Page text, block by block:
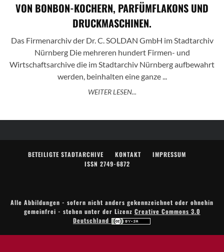
VON BONBON-KOCHERN, PARFÜMFLAKONS UND
DRUCKMASCHINEN.
Das Firmenarchiv der Dr. C. SOLDAN GmbH im Stadtarchiv
Nürnberg Die mehreren hundert Firmen- und
Wirtschaftsarchive die im Stadtarchiv Nürnberg aufbewahrt
werden, beinhalten eine ganze ...
WEITER LESEN...
BETEILIGTE STADTARCHIVE KONTAKT
IMPRESSUM
ISSN 2749-6872
Alle Abbildungen - sofern nicht anders gekennzeichnet oder ohnehin
gemeinfrei - stehen unter der Lizenz Creative Commons 3.0
Deutschland